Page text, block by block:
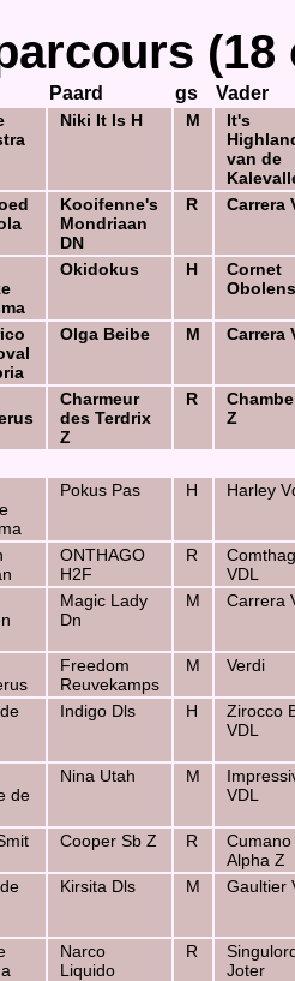
Paard gs Vader
Niki It Is H M
It's
van de
Kooifenne's
Mondriaan
DN
R Carrera
Okidokus H
Cornet
Olga Beibe M Carrera
Charmeur
des Terdrix
Z
R
Z
Pokus Pas H Harley
ONTHAGO
H2F
R
VDL
Magic Lady
Dn
M Carrera
Freedom
Reuvekamps
M Verdi
Indigo Dls H
Zirocco
VDL
de
Nina Utah M
VDL
Cooper Sb Z R
Cumano
Alpha Z
Kirsita Dls M Gaultier
Narco
Liquido
R
Joter